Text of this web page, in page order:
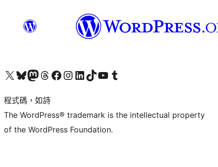
查看我們的 X (之前的 Twitter) 帳號造訪我們的 Bluesky 帳號造訪我們的 Mastodon 帳號造訪我們的 Threads 帳號 造訪我們的 Facebook 粉絲專頁Visit our Instagram account
Visit our LinkedIn account
造訪我們的 TikTok 帳號Visit our YouTube channel
造訪我們的 Tumblr 帳號
程式碼，如詩
The WordPress® trademark is the intellectual property
of the WordPress Foundation.